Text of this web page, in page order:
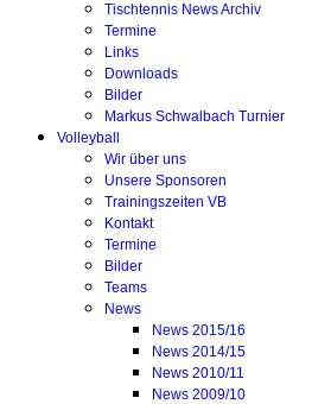
Tischtennis News Archiv
Termine
Links
Downloads
Bilder
Markus Schwalbach Turnier
Volleyball
Wir über uns
Unsere Sponsoren
Trainingszeiten VB
Kontakt
Termine
Bilder
Teams
News
News 2015/16
News 2014/15
News 2010/11
News 2009/10